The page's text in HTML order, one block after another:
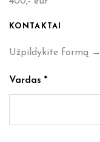
KONTAKTAI
Užpildykite formą →
Vardas *